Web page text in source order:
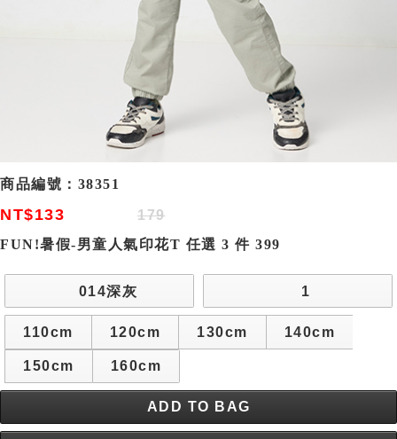
商品編號： 38351
NT$133
179
FUN!暑假-男童人氣印花T 任選 3 件 399
014深灰 1
110cm 120cm 130cm 140cm
150cm 160cm
ADD TO BAG